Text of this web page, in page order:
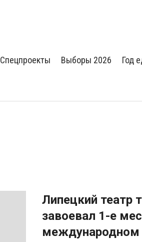
Спецпроекты Выборы 2026 Год
Липецкий театр
завоевал 1-е
международном